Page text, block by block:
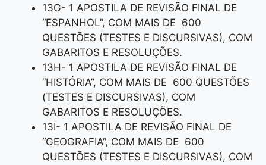
13G- 1 APOSTILA DE REVISÃO FINAL DE
“ESPANHOL”, COM MAIS DE 600
QUESTÕES (TESTES E DISCURSIVAS), COM
GABARITOS E RESOLUÇÕES.
13H- 1 APOSTILA DE REVISÃO FINAL DE
“HISTÓRIA”, COM MAIS DE 600 QUESTÕES
(TESTES E DISCURSIVAS), COM
GABARITOS E RESOLUÇÕES.
13I- 1 APOSTILA DE REVISÃO FINAL DE
“GEOGRAFIA”, COM MAIS DE 600
QUESTÕES (TESTES E DISCURSIVAS), COM